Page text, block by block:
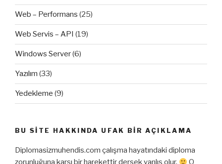
Web – Performans (25)
Web Servis – API (19)
Windows Server(6)
Yazılım (33)
Yedekleme (9)
BU SITE HAKKINDA UFAK BIR AÇIKLAMA
Diplomasizmuhendis.com çalışma hayatındaki diploma
zorunluğuna karşı bir harekettir dersek yanlış olur.
O